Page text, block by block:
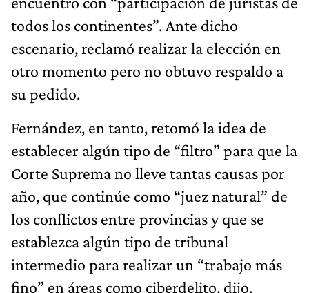
todos los continentes”. Ante dicho
escenario, reclamó realizar la elección en
otro momento pero no obtuvo respaldo a
su pedido.
Fernández, en tanto, retomó la idea de
establecer algún tipo de “filtro” para que la
Corte Suprema no lleve tantas causas por
año, que continúe como “juez natural” de
los conflictos entre provincias y que se
establezca algún tipo de tribunal
intermedio para realizar un “trabajo más
fino” en áreas como ciberdelito, dijo.